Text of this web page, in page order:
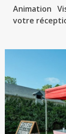
Animation
votre